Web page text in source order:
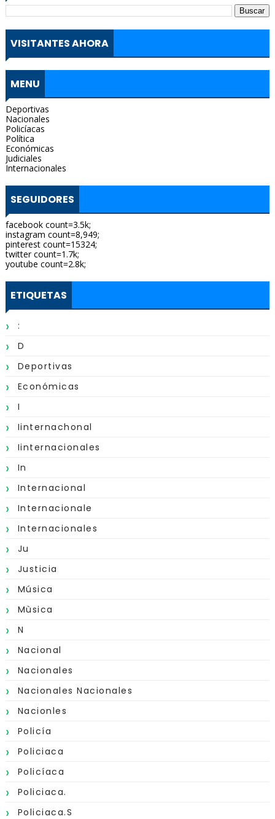
VISITANTES AHORA
MENU
Deportivas
Nacionales
Policíacas
Política
Económicas
Judiciales
Internacionales
SEGUIDORES
facebook count=3.5k;
instagram count=8,949;
pinterest count=15324;
twitter count=1.7k;
youtube count=2.8k;
ETIQUETAS
:
D
Deportivas
Económicas
I
Iinternachonal
Iinternacionales
In
Internacional
Internacionale
Internacionales
Ju
Justicia
Música
Mùsica
N
Nacional
Nacionales
Nacionales Nacionales
Nacionles
Policía
Policiaca
Policíaca
Policiaca.
Policiaca.s